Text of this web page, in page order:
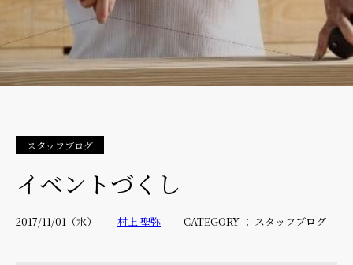
スタッフブログ
イベントづくし
2017/11/01（水） 村上 聖弥 CATEGORY ： スタッフブログ